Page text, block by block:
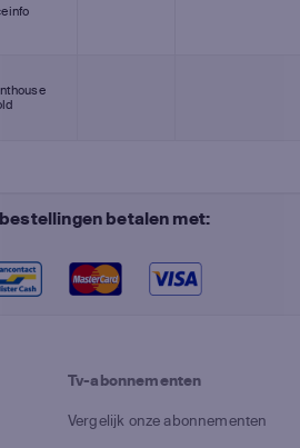
betalen met:
Tv-abonnementen
Vergelijk onze abonnementen